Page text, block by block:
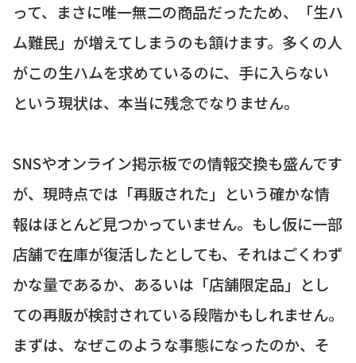
って、まさに唯一無二の商品だったため、「生ハ
ム難民」が増えてしまうのも頷けます。多くの人
がこの生ハムを求めているのに、手に入らない
という現状は、本当に残念でなりません。
SNSやオンライン掲示板での情報交換も盛んです
が、現時点では「再販された」という確かな情
報はほとんど見つかっていません。もし仮に一部
店舗で在庫が復活したとしても、それはごくわず
かな量であるか、あるいは「店舗限定品」とし
ての再販が検討されている段階かもしれません。
まずは、なぜこのような事態になったのか、そ